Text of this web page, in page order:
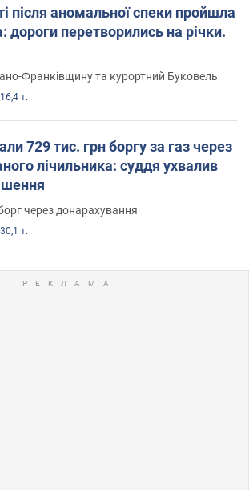
після аномальної спеки пройшла
дороги перетворились на річки.
Франківщину та курортний Буковель
16,4 т.
729 тис. грн боргу за газ через
лічильника: суддя ухвалив
через донарахування
30,1 т.